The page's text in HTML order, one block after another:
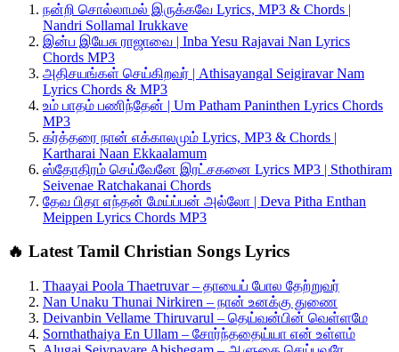
நன்றி சொல்லாமல் இருக்கவே Lyrics, MP3 & Chords |
Nandri Sollamal Irukkave
இன்ப இயேசு ராஜாவை | Inba Yesu Rajavai Nan Lyrics
Chords MP3
அதிசயங்கள் செய்கிறவர் | Athisayangal Seigiravar Nam
Lyrics Chords & MP3
உம் பாதம் பணிந்தேன் | Um Patham Paninthen Lyrics Chords
MP3
கர்த்தரை நான் எக்காலமும் Lyrics, MP3 & Chords |
Kartharai Naan Ekkaalamum
ஸ்தோதிரம் செய்வேனே இரட்சகனை Lyrics MP3 | Sthothiram
Seivenae Ratchakanai Chords
தேவ பிதா எந்தன் மேய்ப்பன் அல்லோ | Deva Pitha Enthan
Meippen Lyrics Chords MP3
🔥 Latest Tamil Christian Songs Lyrics
Thaayai Poola Thaetruvar – தாயைப் போல தேற்றுவர்
Nan Unaku Thunai Nirkiren – நான் உனக்கு துணை
Deivanbin Vellame Thiruvarul – தெய்வன்பின் வெள்ளமே
Sornthathaiya En Ullam – சோர்ந்ததைய்யா என் உள்ளம்